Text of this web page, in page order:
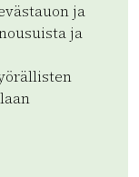
ja
ja